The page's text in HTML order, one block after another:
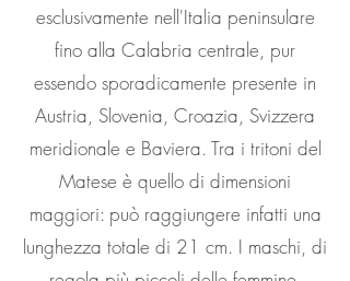
esclusivamente nell'Italia peninsulare
fino alla Calabria centrale, pur
essendo sporadicamente presente in
Austria, Slovenia, Croazia, Svizzera
meridionale e Baviera. Tra i tritoni del
Matese è quello di dimensioni
maggiori: può raggiungere infatti una
lunghezza totale di 21 cm. I maschi, di